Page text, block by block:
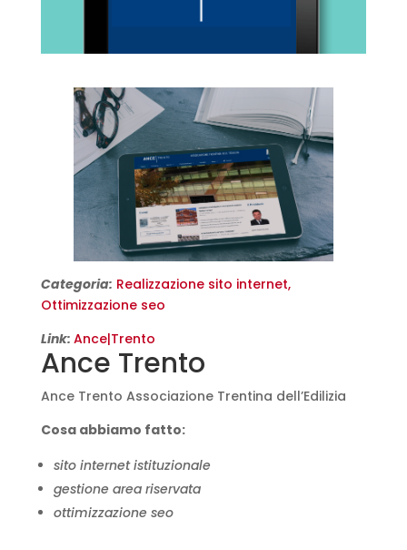
Categoria: Realizzazione sito internet,
Ottimizzazione seo
Link: Ance|Trento
Ance Trento
Ance Trento Associazione Trentina dell’Edilizia
Cosa abbiamo fatto:
sito internet istituzionale
gestione area riservata
ottimizzazione seo